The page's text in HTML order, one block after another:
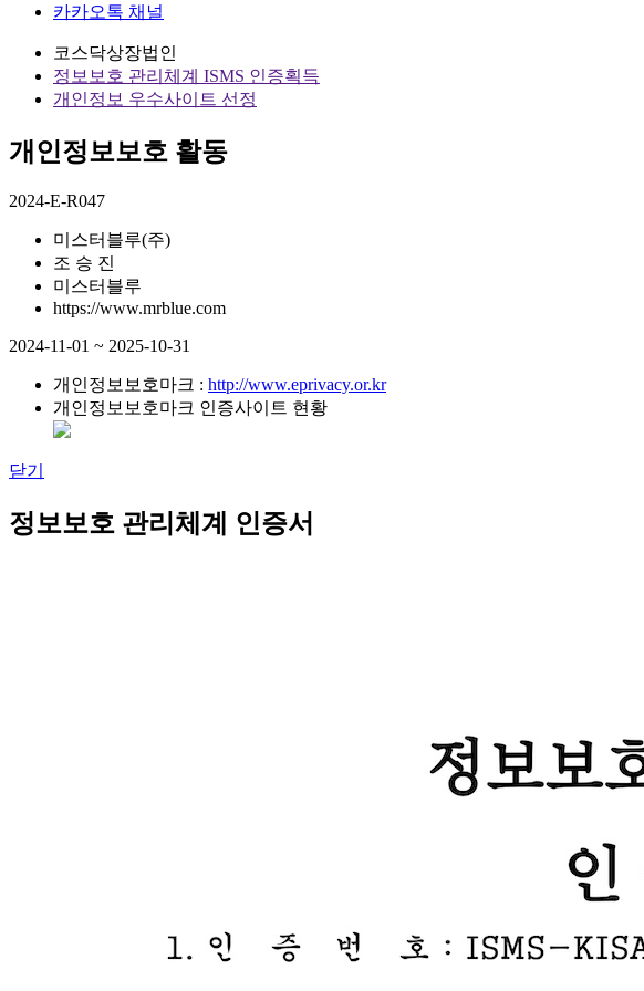
카카오톡 채널
코스닥상장법인
정보보호 관리체계 ISMS 인증획득
개인정보 우수사이트 선정
개인정보보호 활동
2024-E-R047
미스터블루(주)
조 승 진
미스터블루
https://www.mrblue.com
2024-11-01 ~ 2025-10-31
개인정보보호마크 : http://www.eprivacy.or.kr
개인정보보호마크 인증사이트 현황
닫기
정보보호 관리체계 인증서